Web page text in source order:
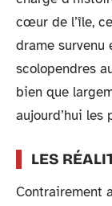
cœur de l’île,
drame survenu
scolopendres
bien que
aujourd’hui les
LES
Contrairement